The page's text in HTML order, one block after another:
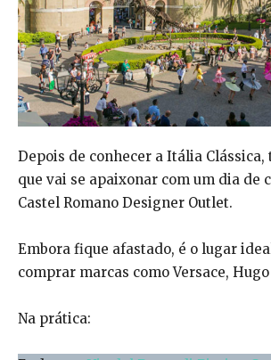
Depois de conhecer a Itália Clássica,
que vai se apaixonar com um dia de
Castel Romano Designer Outlet.
Embora fique afastado, é o lugar
comprar marcas como Versace, Hugo
Na prática: